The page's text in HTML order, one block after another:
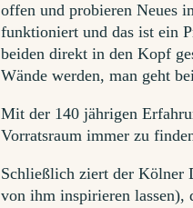
offen und probieren Neues
funktioniert und das ist ein
beiden direkt in den Kopf
Wände werden, man geht
Mit der 140 jährigen
Vorratsraum immer zu
Schließlich ziert der Kölner
von ihm inspirieren lassen),